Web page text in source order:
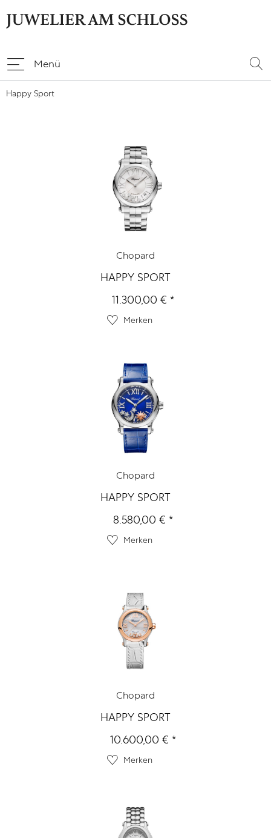
Menü
Happy Sport
Chopard
HAPPY SPORT
11.300,00 € *
Merken
Chopard
HAPPY SPORT
8.580,00 € *
Merken
Chopard
HAPPY SPORT
10.600,00 € *
Merken